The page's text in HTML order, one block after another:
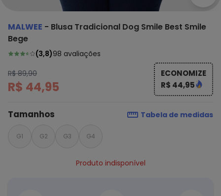
MALWEE - Blusa Tradicional Dog Smile Best Smile
Bege
(3,8)98 avaliações
R$ 89,90
R$ 44,95
ECONOMIZE
R$ 44,95
Tamanhos Tabela de medidas
G1 G2 G3 G4
Produto indisponível